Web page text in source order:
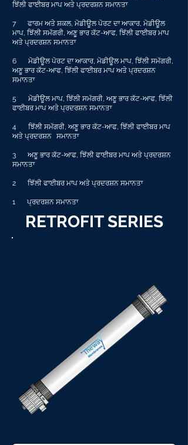
ਝਿੱਲੀ ਫਾਈਬਰ ਮਾਪ ਅਤੇ ਪ੍ਰਦਰਸ਼ਨ ਸਮਾਨਤਾ
7
ਫਾਰਮ ਅਤੇ ਸ਼ਕਲ, ਮੋਡੀਊਲ ਪੋਰਟ ਦਾ ਆਕਾਰ, ਮੋਡੀਊਲ
ਮਾਪ, ਝਿੱਲੀ ਸਮੱਗਰੀ, ਅਣੂ ਭਾਰ ਕੱਟ-ਆਫ, ਝਿੱਲੀ ਫਾਈਬਰ ਮਾਪ
ਅਤੇ ਪ੍ਰਦਰਸ਼ਨ ਸਮਾਨਤਾ
6
ਮੋਡੀਊਲ ਪੋਰਟ ਦਾ ਆਕਾਰ, ਮੋਡੀਊਲ ਮਾਪ, ਝਿੱਲੀ ਸਮੱਗਰੀ,
ਅਣੂ ਭਾਰ ਕੱਟ-ਆਫ, ਝਿੱਲੀ ਫਾਈਬਰ ਮਾਪ ਅਤੇ ਪ੍ਰਦਰਸ਼ਨ
ਸਮਾਨਤਾ
5
ਮੋਡੀਊਲ ਮਾਪ, ਝਿੱਲੀ ਸਮੱਗਰੀ, ਅਣੂ ਭਾਰ ਕੱਟ-ਆਫ, ਝਿੱਲੀ
ਫਾਈਬਰ ਮਾਪ ਅਤੇ ਪ੍ਰਦਰਸ਼ਨ ਸਮਾਨਤਾ
4
ਝਿੱਲੀ ਸਮੱਗਰੀ, ਅਣੂ ਭਾਰ ਕੱਟ-ਆਫ, ਝਿੱਲੀ ਫਾਈਬਰ ਮਾਪ
ਅਤੇ ਪ੍ਰਦਰਸ਼ਨ ਸਮਾਨਤਾ
3
ਅਣੂ ਭਾਰ ਕੱਟ-ਆਫ, ਝਿੱਲੀ ਫਾਈਬਰ ਮਾਪ ਅਤੇ ਪ੍ਰਦਰਸ਼ਨ
ਸਮਾਨਤਾ
2 ਝਿੱਲੀ ਫਾਈਬਰ ਮਾਪ ਅਤੇ ਪ੍ਰਦਰਸ਼ਨ ਸਮਾਨਤਾ
1 ਪ੍ਰਦਰਸ਼ਨ ਸਮਾਨਤਾ
RETROFIT SERIES